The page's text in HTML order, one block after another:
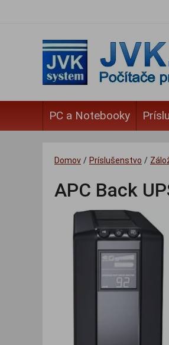
PC a Notebooky
Domov / Príslušenstvo /
APC Back